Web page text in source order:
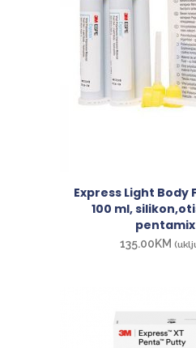
Express Light Body
100 ml,
pentamix
135.00KM